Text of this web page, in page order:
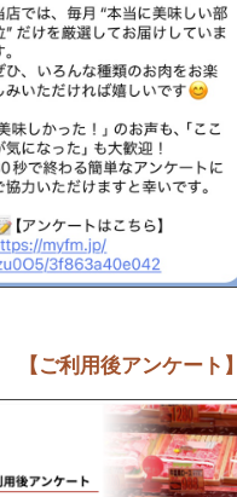
【ご利用後アンケート】